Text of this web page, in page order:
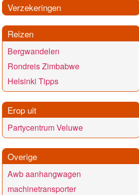
Verzekeringen
Reizen
Bergwandelen
Rondreis Zimbabwe
Helsinki Tipps
Erop uit
Partycentrum Veluwe
Overige
Awb aanhangwagen
machinetransporter